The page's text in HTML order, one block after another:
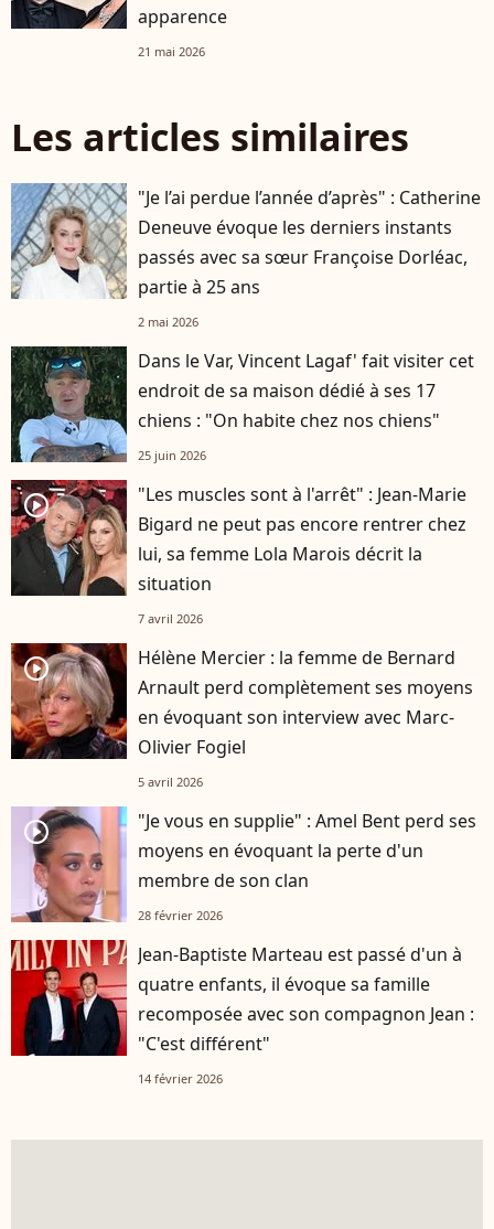
apparence
21 mai 2026
Les articles similaires
"Je l’ai perdue l’année d’après" : Catherine
Deneuve évoque les derniers instants
passés avec sa sœur Françoise Dorléac,
partie à 25 ans
2 mai 2026
Dans le Var, Vincent Lagaf' fait visiter cet
endroit de sa maison dédié à ses 17
chiens : "On habite chez nos chiens"
25 juin 2026
player2
"Les muscles sont à l'arrêt" : Jean-Marie
Bigard ne peut pas encore rentrer chez
lui, sa femme Lola Marois décrit la
situation
7 avril 2026
player2
Hélène Mercier : la femme de Bernard
Arnault perd complètement ses moyens
en évoquant son interview avec Marc-
Olivier Fogiel
5 avril 2026
player2
"Je vous en supplie" : Amel Bent perd ses
moyens en évoquant la perte d'un
membre de son clan
28 février 2026
Jean-Baptiste Marteau est passé d'un à
quatre enfants, il évoque sa famille
recomposée avec son compagnon Jean :
"C'est différent"
14 février 2026